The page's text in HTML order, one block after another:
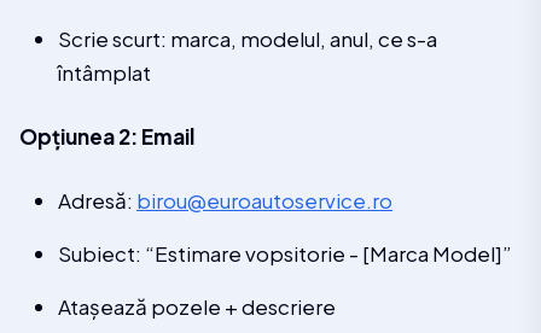
Scrie scurt: marca, modelul, anul, ce s-a
întâmplat
Opțiunea 2: Email
Adresă: birou@euroautoservice.ro
Subiect: “Estimare vopsitorie - [Marca Model]”
Atașează pozele + descriere